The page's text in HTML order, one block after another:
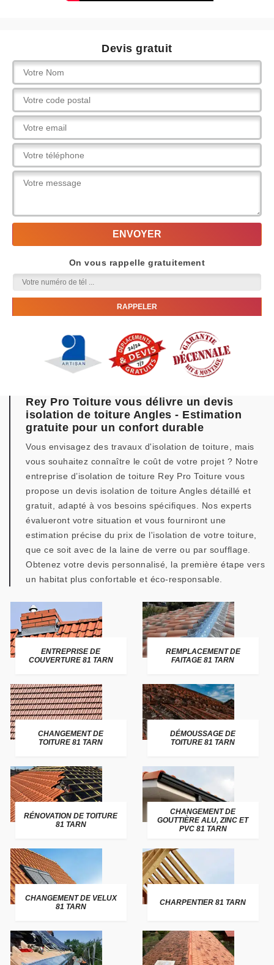
Devis gratuit
On vous rappelle gratuitement
Rey Pro Toiture vous délivre un devis
isolation de toiture Angles - Estimation
gratuite pour un confort durable
Vous envisagez des travaux d'isolation de toiture, mais
vous souhaitez connaître le coût de votre projet ? Notre
entreprise d’isolation de toiture Rey Pro Toiture vous
propose un devis isolation de toiture Angles détaillé et
gratuit, adapté à vos besoins spécifiques. Nos experts
évalueront votre situation et vous fourniront une
estimation précise du prix de l'isolation de votre toiture,
que ce soit avec de la laine de verre ou par soufflage.
Obtenez votre devis personnalisé, la première étape vers
un habitat plus confortable et éco-responsable.
ENTREPRISE DE
COUVERTURE 81 TARN
REMPLACEMENT DE
FAITAGE 81 TARN
CHANGEMENT DE
TOITURE 81 TARN
DÉMOUSSAGE DE
TOITURE 81 TARN
RÉNOVATION DE TOITURE
81 TARN
CHANGEMENT DE
GOUTTIÈRE ALU, ZINC ET
PVC 81 TARN
CHANGEMENT DE VELUX
81 TARN
CHARPENTIER 81 TARN